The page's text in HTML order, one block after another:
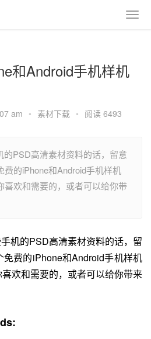
和Android手机样机
am • 素材下载 • 阅读 6493
PSD高清素材资料的话，留意
的iPhone和Android手机样机
喜欢和需要的，或者可以给你带
机的PSD高清素材资料的话，留
费的iPhone和Android手机样机
欢和需要的，或者可以给你带来